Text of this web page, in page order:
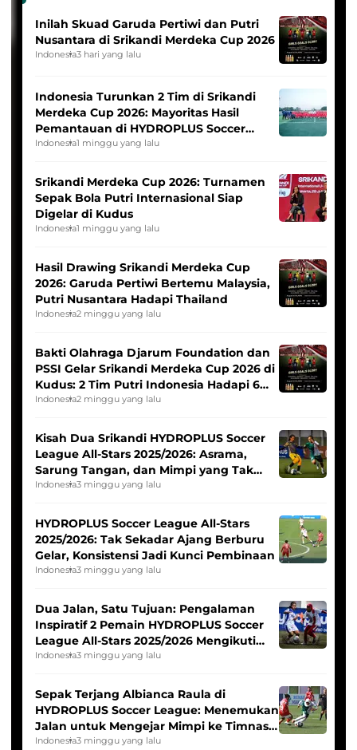
Inilah Skuad Garuda Pertiwi dan Putri
Nusantara di Srikandi Merdeka Cup 2026
Indonesia3 hari yang lalu
Indonesia Turunkan 2 Tim di Srikandi
Merdeka Cup 2026: Mayoritas Hasil
Pemantauan di HYDROPLUS Soccer
League
Indonesia1 minggu yang lalu
Srikandi Merdeka Cup 2026: Turnamen
Sepak Bola Putri Internasional Siap
Digelar di Kudus
Indonesia1 minggu yang lalu
Hasil Drawing Srikandi Merdeka Cup
2026: Garuda Pertiwi Bertemu Malaysia,
Putri Nusantara Hadapi Thailand
Indonesia2 minggu yang lalu
Bakti Olahraga Djarum Foundation dan
PSSI Gelar Srikandi Merdeka Cup 2026 di
Kudus: 2 Tim Putri Indonesia Hadapi 6
Tim Asia
Indonesia2 minggu yang lalu
Kisah Dua Srikandi HYDROPLUS Soccer
League All-Stars 2025/2026: Asrama,
Sarung Tangan, dan Mimpi yang Tak
Pernah Padam
Indonesia3 minggu yang lalu
HYDROPLUS Soccer League All-Stars
2025/2026: Tak Sekadar Ajang Berburu
Gelar, Konsistensi Jadi Kunci Pembinaan
Indonesia3 minggu yang lalu
Dua Jalan, Satu Tujuan: Pengalaman
Inspiratif 2 Pemain HYDROPLUS Soccer
League All-Stars 2025/2026 Mengikuti
Seleksi Timnas Indonesia Putri
Indonesia3 minggu yang lalu
Sepak Terjang Albianca Raula di
HYDROPLUS Soccer League: Menemukan
Jalan untuk Mengejar Mimpi ke Timnas
Indonesia Putri
Indonesia3 minggu yang lalu